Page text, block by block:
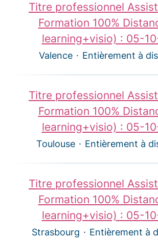
Titre professionnel
Formation 100%
learning+visio) : 05-
Valence · Entièrement à
Titre professionnel
Formation 100%
learning+visio) : 05-
Toulouse · Entièrement à
Titre professionnel
Formation 100%
learning+visio) : 05-
Strasbourg · Entièrement à